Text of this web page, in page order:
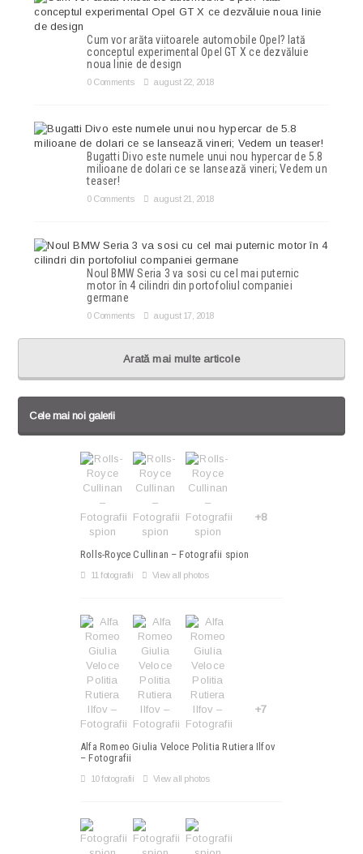
Cum vor arăta viitoarele automobile Opel? Iată
conceptul experimental Opel GT X ce dezvăluie
noua linie de design
0 Comments august 22, 2018
Bugatti Divo este numele unui nou hypercar de 5.8
milioane de dolari ce se lansează vineri; Vedem un
teaser!
0 Comments august 21, 2018
Noul BMW Seria 3 va sosi cu cel mai puternic
motor în 4 cilindri din portofoliul companiei
germane
0 Comments august 17, 2018
Arată mai multe articole
Cele mai noi galerii
+8
Rolls-Royce Cullinan – Fotografii spion
11 fotografii View all photos
+7
Alfa Romeo Giulia Veloce Politia Rutiera Ilfov
– Fotografii
10 fotografii View all photos